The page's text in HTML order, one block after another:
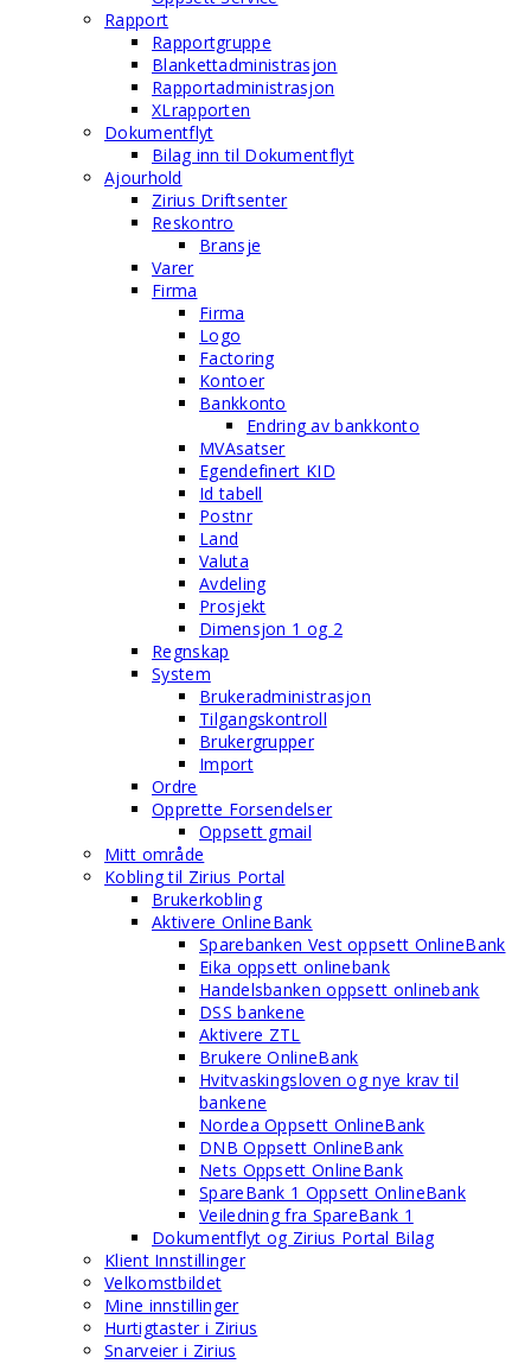
Rapport
Rapportgruppe
Blankettadministrasjon
Rapportadministrasjon
XLrapporten
Dokumentflyt
Bilag inn til Dokumentflyt
Ajourhold
Zirius Driftsenter
Reskontro
Bransje
Varer
Firma
Firma
Logo
Factoring
Kontoer
Bankkonto
Endring av bankkonto
MVAsatser
Egendefinert KID
Id tabell
Postnr
Land
Valuta
Avdeling
Prosjekt
Dimensjon 1 og 2
Regnskap
System
Brukeradministrasjon
Tilgangskontroll
Brukergrupper
Import
Ordre
Opprette Forsendelser
Oppsett gmail
Mitt område
Kobling til Zirius Portal
Brukerkobling
Aktivere OnlineBank
Sparebanken Vest oppsett OnlineBank
Eika oppsett onlinebank
Handelsbanken oppsett onlinebank
DSS bankene
Aktivere ZTL
Brukere OnlineBank
Hvitvaskingsloven og nye krav til
bankene
Nordea Oppsett OnlineBank
DNB Oppsett OnlineBank
Nets Oppsett OnlineBank
SpareBank 1 Oppsett OnlineBank
Veiledning fra SpareBank 1
Dokumentflyt og Zirius Portal Bilag
Klient Innstillinger
Velkomstbildet
Mine innstillinger
Hurtigtaster i Zirius
Snarveier i Zirius